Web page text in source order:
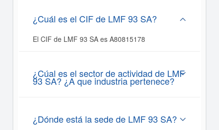
¿Cuál es el CIF de LMF 93 SA?
El CIF de LMF 93 SA es A80815178
¿Cúal es el sector de actividad de LMF
93 SA? ¿A que industria pertenece?
¿Dónde está la sede de LMF 93 SA?